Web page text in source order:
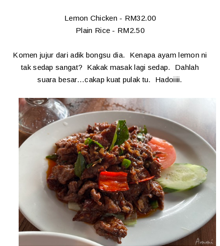
Lemon Chicken - RM32.00
Plain Rice - RM2.50
Komen jujur dari adik bongsu dia. Kenapa ayam lemon ni
tak sedap sangat? Kakak masak lagi sedap. Dahlah
suara besar...cakap kuat pulak tu. Hadoiiii.